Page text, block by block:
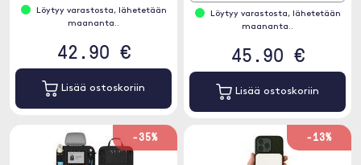
Löytyy varastosta, lähetetään
maananta..
42.90 €
Lisää ostoskoriin
Löytyy varastosta, lähetetään
maananta..
45.90 €
Lisää ostoskoriin
-35% -13%